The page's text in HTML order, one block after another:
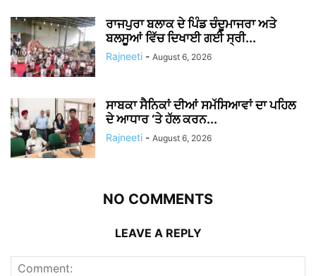
ਰਾਜਪੁਰਾ ਬਲਾਕ ਦੇ ਪਿੰਡ ਚੰਦੂਮਾਜਰਾ ਅਤੇ
ਬਲਸੂਆਂ ਵਿੱਚ ਦਿਖਾਈ ਗਈ ਸ੍ਰੀ...
Rajneeti - August 6, 2026
ਸਾਬਕਾ ਸੈਨਿਕਾਂ ਦੀਆਂ ਸਮੱਸਿਆਵਾਂ ਦਾ ਪਹਿਲ
ਦੇ ਆਧਾਰ ‘ਤੇ ਹੱਲ ਕਰਨ...
Rajneeti - August 6, 2026
NO COMMENTS
LEAVE A REPLY